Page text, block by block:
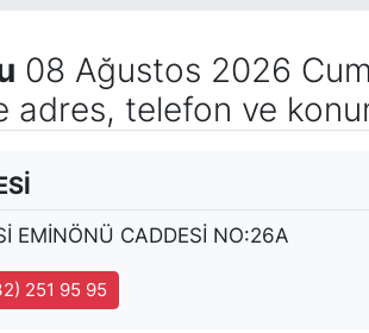
08 Ağustos 2026
telefon ve
EMİNÖNÜ CADDESİ NO:26A
251 95 95